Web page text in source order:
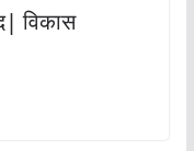
विकास